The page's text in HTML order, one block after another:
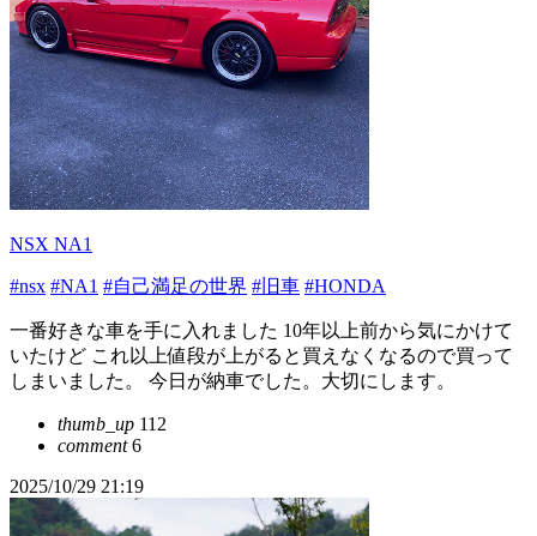
NSX NA1
#nsx #NA1 #自己満足の世界 #旧車 #HONDA
一番好きな車を手に入れました 10年以上前から気にかけて
いたけど これ以上値段が上がると買えなくなるので買って
しまいました。 今日が納車でした。大切にします。
thumb_up 112
comment6
2025/10/29 21:19